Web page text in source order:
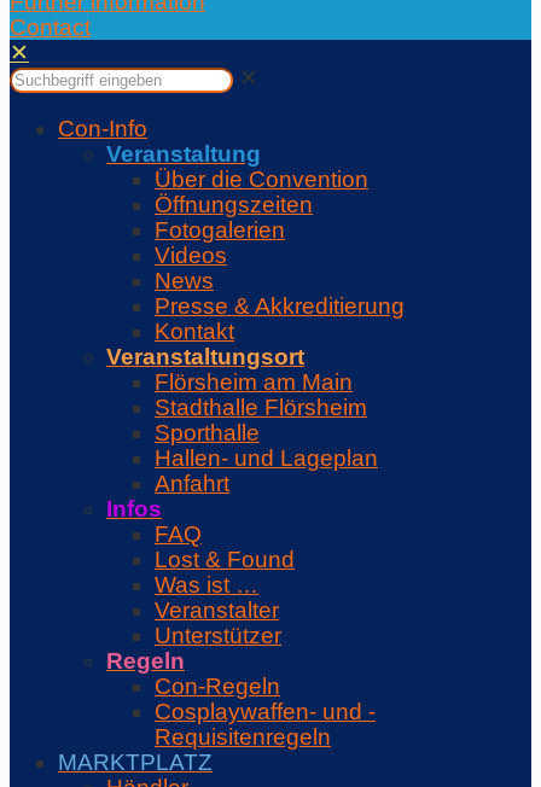
Contact
✕
✕
Con-Info
Veranstaltung
Über die Convention
Öffnungszeiten
Fotogalerien
Videos
News
Presse & Akkreditierung
Kontakt
Veranstaltungsort
Flörsheim am Main
Stadthalle Flörsheim
Sporthalle
Hallen- und Lageplan
Anfahrt
Infos
FAQ
Lost & Found
Was ist …
Veranstalter
Unterstützer
Regeln
Con-Regeln
Cosplaywaffen- und -
Requisitenregeln
MARKTPLATZ